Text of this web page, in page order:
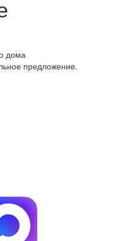
дома
предложение.